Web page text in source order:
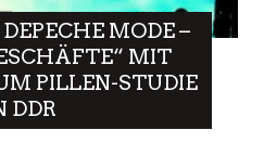
MODE –
MIT
PILLEN-STUDIE
DDR